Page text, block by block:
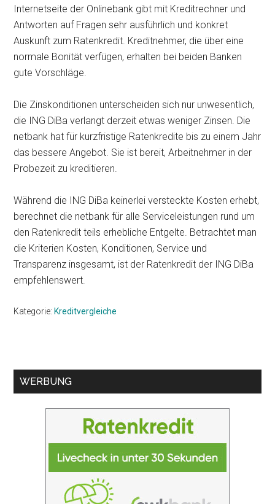
Internetseite der Onlinebank gibt mit Kreditrechner und
Antworten auf Fragen sehr ausführlich und konkret
Auskunft zum Ratenkredit. Kreditnehmer, die über eine
normale Bonität verfügen, erhalten bei beiden Banken
gute Vorschläge.
Die Zinskonditionen unterscheiden sich nur unwesentlich,
die ING DiBa verlangt derzeit etwas weniger Zinsen. Die
netbank hat für kurzfristige Ratenkredite bis zu einem Jahr
das bessere Angebot. Sie ist bereit, Arbeitnehmer in der
Probezeit zu kreditieren.
Während die ING DiBa keinerlei versteckte Kosten erhebt,
berechnet die netbank für alle Serviceleistungen rund um
den Ratenkredit teils erhebliche Entgelte. Betrachtet man
die Kriterien Kosten, Konditionen, Service und
Transparenz insgesamt, ist der Ratenkredit der ING DiBa
empfehlenswert.
Kategorie: Kreditvergleiche
Seitenspalte
WERBUNG